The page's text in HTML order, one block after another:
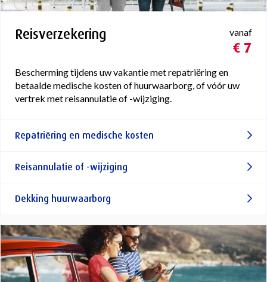
Reisverzekering vanaf
€ 7
Bescherming tijdens uw vakantie met repatriëring en
betaalde medische kosten of huurwaarborg, of vóór uw
vertrek met reisannulatie of -wijziging.
Repatriëring en medische kosten
Reisannulatie of -wijziging
Dekking huurwaarborg